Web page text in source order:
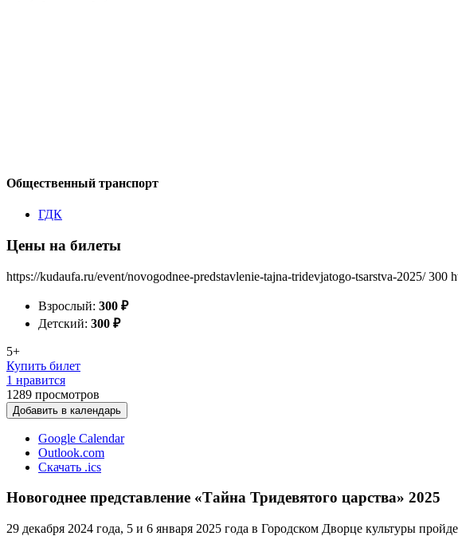
Общественный транспорт
ГДК
Цены на билеты
https://kudaufa.ru/event/novogodnee-predstavlenie-tajna-tridevjatogo-tsarstva-2025/ 300
Взрослый: 300 ₽
Детский: 300 ₽
5+
Купить билет
1 нравится
1289 просмотров
Добавить в календарь
Google Calendar
Outlook.com
Скачать .ics
Новогоднее представление «Тайна Тридевятого царства» 2025
29 декабря 2024 года, 5 и 6 января 2025 года в Городском Дворце культуры